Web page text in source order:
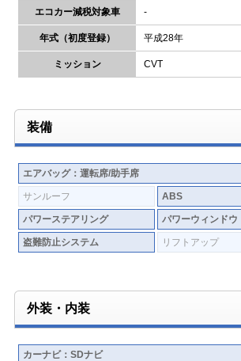
エコカー減税対象車 -
年式（初度登録） 平成28年
ミッション CVT
装備
エアバッグ：運転席/助手席
サンルーフ ABS
パワーステアリング パワーウィンドウ
盗難防止システム リフトアップ
外装・内装
カーナビ：SDナビ